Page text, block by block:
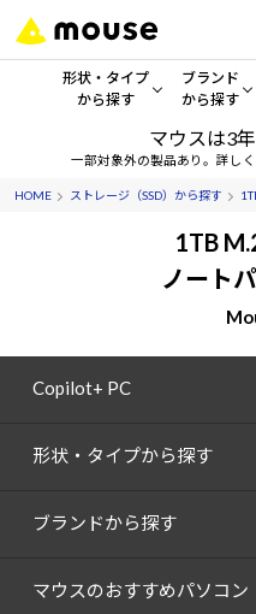
形状・タイプ
から探す
形状・タイプから探す
デスクトップPC
サーバー
ブランド
から探す
mouse
G TUNE
マウスは3
一部対象外の製品あり。詳し
HOME ストレージ（SSD）から探す
1TB
ノート
Copilot+ PC
形状・タイプから探す
ブランドから探す
マウスのおすすめパソコン